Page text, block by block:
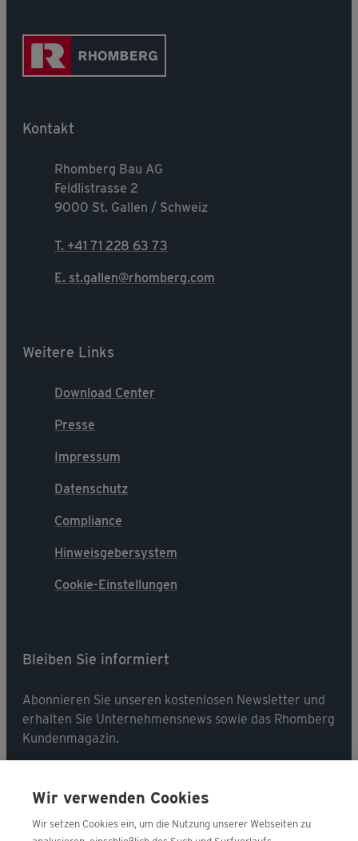
Kontakt
Rhomberg Bau AG
Feldlistrasse 2
9000 St. Gallen / Schweiz
T. +41 71 228 63 73
E. st.gallen@rhomberg.com
Weitere Links
Download Center
Presse
Impressum
Datenschutz
Compliance
Hinweisgebersystem
Cookie-Einstellungen
Bleiben Sie informiert
Abonnieren Sie unseren kostenlosen Newsletter und
erhalten Sie Unternehmensnews sowie das Rhomberg
Kundenmagazin.
Jetzt abonnieren
Wir verwenden Cookies
Wir setzen Cookies ein, um die Nutzung unserer Webseiten zu